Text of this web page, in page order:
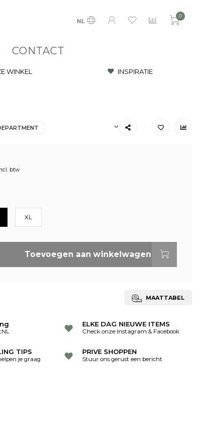
NL
0
CONTACT
WINKEL INSPIRATIE
btw
XL
Toevoegen aan winkelwagen
MAATTABEL
ELKE DAG NIEUWE ITEMS
Check onze Instagram & Facebook
TIPS
je graag
PRIVE SHOPPEN
Stuur ons gerust een bericht